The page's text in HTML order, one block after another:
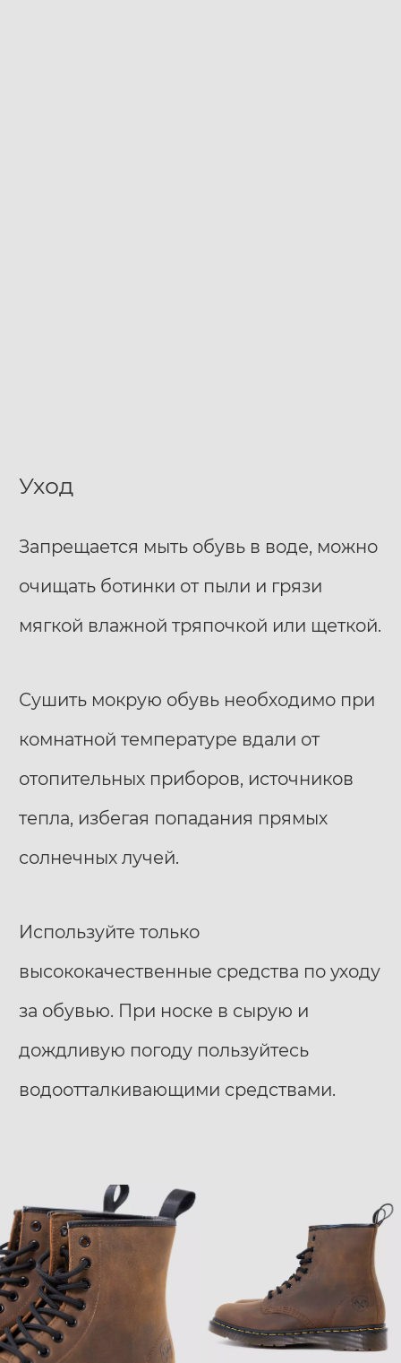
Уход
Запрещается мыть обувь в воде, можно
очищать ботинки от пыли и грязи
мягкой влажной тряпочкой или щеткой.
Сушить мокрую обувь необходимо при
комнатной температуре вдали от
отопительных приборов, источников
тепла, избегая попадания прямых
солнечных лучей.
Используйте только
высококачественные средства по уходу
за обувью. При носке в сырую и
дождливую погоду пользуйтесь
водоотталкивающими средствами.